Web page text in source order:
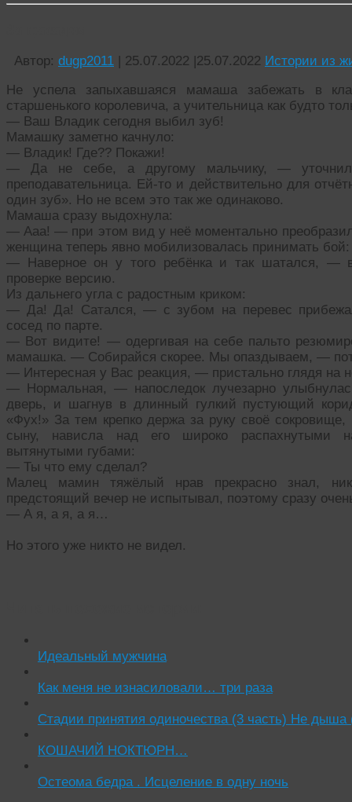
Автор: dugp2011 | 25.07.2022 |25.07.2022 Истории из
Не успела запыхавшаяся мамаша забежать в
старшенького королевича, а учительница как будто
— Ваш Владик сегодня выбил зуб!
Мамашку заметно качнуло:
— Владик! Где?? Покажи!
— Да не себе, а другому мальчику, —
преподавательница. Ей-то и действительно для
один зуб». Но не всем это так же одинаково.
Мамаша сразу выдохнула:
— Ааа! — при этом вид у неё моментально
женщина теперь явно мобилизовалась принимать бой:
— Наверное он у того ребёнка и так шатался, —
проверке версию.
Из дальнего угла с радостным криком:
— Да! Да! Сатался, — с зубом на перевес
сосед по парте.
— Вот видите! — одергивая на себе пальто
мамашка. — Собирайся скорее. Мы опаздываем, —
— Интересная у Вас реакция, — пристально глядя на
— Нормальная, — напоследок лучезарно
дверь, и шагнув в длинный гулкий пустующий
«Фух!» За тем крепко держа за руку своё
сыну, нависла над его широко распахнутыми
вытянутыми губами:
— Ты что ему сделал?
Малец мамин тяжёлый нрав прекрасно знал,
предстоящий вечер не испытывал, поэтому сразу
— А я, а я, а я…
Но этого уже никто не видел.
Идеальный мужчина
Как меня не изнасиловали… три раза
Стадии принятия одиночества (3 часть) Не дыша
КОШАЧИЙ НОКТЮРН…
Остеома бедра . Исцеление в одну ночь